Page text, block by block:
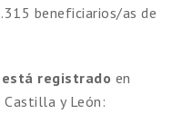
beneficiarios/as de
está registrado en
y León: